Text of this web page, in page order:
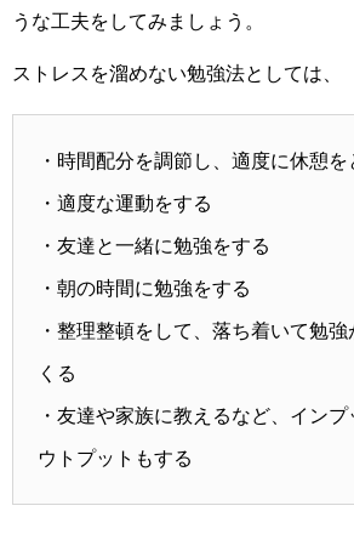
うな工夫をしてみましょう。
ストレスを溜めない勉強法としては、
・時間配分を調節し、適度に休憩を
・適度な運動をする
・友達と一緒に勉強をする
・朝の時間に勉強をする
・整理整頓をして、落ち着いて勉
くる
・友達や家族に教えるなど、イン
ウトプットもする